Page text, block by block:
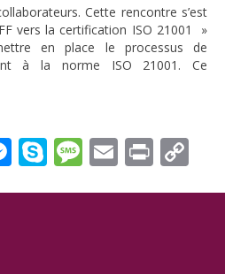
Cette rencontre s’est
vers la certification ISO 21001 »
en place le processus de
à la norme ISO 21001. Ce
Messenger
SkypeMessage
Email
Print